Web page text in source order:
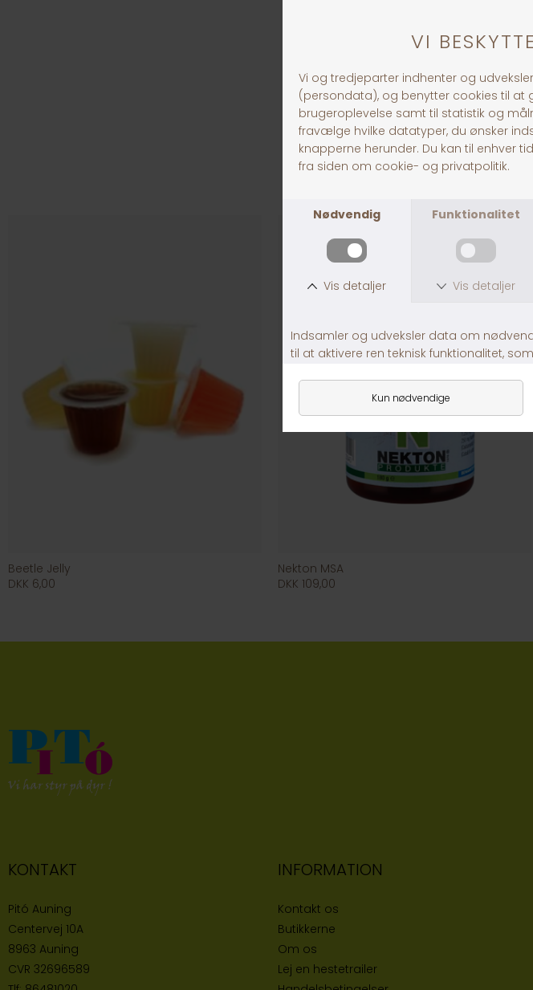
Beetle Jelly
DKK 6,00
Nekton MSA
DKK 109,00
KONTAKT
Pitó Auning
Centervej 10A
8963 Auning
CVR 32696589
INFORMATION
Kontakt os
Butikkerne
Om os
Lej en hestetrailer